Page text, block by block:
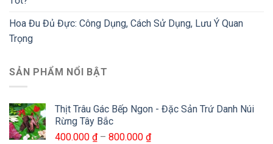
Hoa Đu Đủ Đực: Công Dụng, Cách Sử Dụng, Lưu Ý Quan
Trọng
SẢN PHẨM NỔI BẬT
Thịt Trâu Gác Bếp Ngon - Đặc Sản Trứ Danh Núi
Rừng Tây Bắc
400.000 ₫ – 800.000 ₫Khoảng